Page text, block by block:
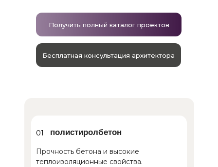
Получить полный каталог проектов
Бесплатная консультация архитектора
01 полистиролбетон
Прочность бетона и высокие
теплоизоляционные свойства.